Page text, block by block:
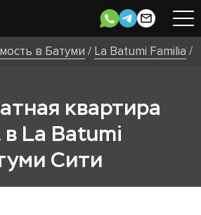
в Батуми / La Batumi Familia /
квартира
La Batumi
Сити